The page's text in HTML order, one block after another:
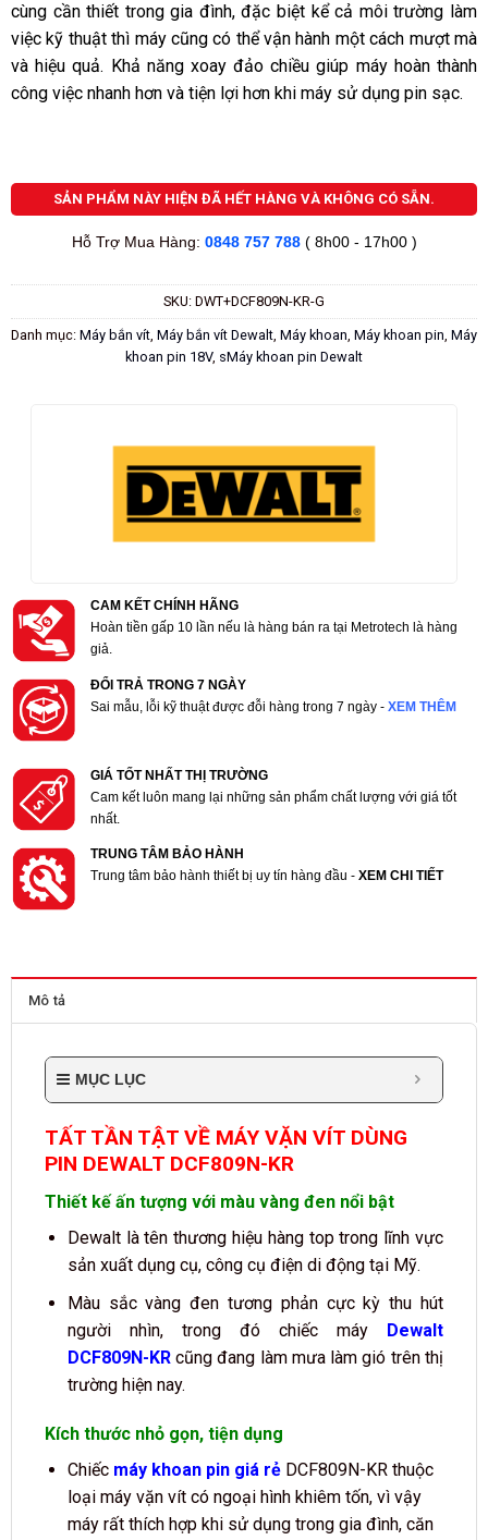
cùng cần thiết trong gia đình, đặc biệt kể cả môi trường làm
việc kỹ thuật thì máy cũng có thể vận hành một cách mượt mà
và hiệu quả. Khả năng xoay đảo chiều giúp máy hoàn thành
công việc nhanh hơn và tiện lợi hơn khi máy sử dụng pin sạc.
SẢN PHẨM NÀY HIỆN ĐÃ HẾT HÀNG VÀ KHÔNG CÓ SẴN.
Hỗ Trợ Mua Hàng: 0848 757 788 ( 8h00 - 17h00 )
SKU: DWT+DCF809N-KR-G
Danh mục: Máy bắn vít Máy bắn vít Dewalt Máy khoan Máy khoan pin Máy
khoan pin 18V, sMáy khoan pin Dewalt
CAM KẾT CHÍNH HÃNG
Hoàn tiền gấp 10 lần nếu là hàng bán ra tại Metrotech là hàng
giả.
ĐỔI TRẢ TRONG 7 NGÀY
Sai mẫu, lỗi kỹ thuật được đỗi hàng trong 7 ngày - XEM THÊM
GIÁ TỐT NHẤT THỊ TRƯỜNG
Cam kết luôn mang lại những sản phẩm chất lượng với giá tốt
nhất.
TRUNG TÂM BẢO HÀNH
Trung tâm bảo hành thiết bị uy tín hàng đầu -XEM CHI TIẾT
Mô tả
MỤC LỤC
TẤT TẦN TẬT VỀ MÁY VẶN VÍT DÙNG
PIN DEWALT DCF809N-KR
Thiết kế ấn tượng với màu vàng đen nổi bật
Dewalt là tên thương hiệu hàng top trong lĩnh vực
sản xuất dụng cụ, công cụ điện di động tại Mỹ.
Màu sắc vàng đen tương phản cực kỳ thu hút
người nhìn, trong đó chiếc máy Dewalt
DCF809N-KRcũng đang làm mưa làm gió trên thị
trường hiện nay.
Kích thước nhỏ gọn, tiện dụng
Chiếc máy khoan pin giá rẻDCF809N-KR thuộc
loại máy vặn vít có ngoại hình khiêm tốn, vì vậy
máy rất thích hợp khi sử dụng trong gia đình, căn